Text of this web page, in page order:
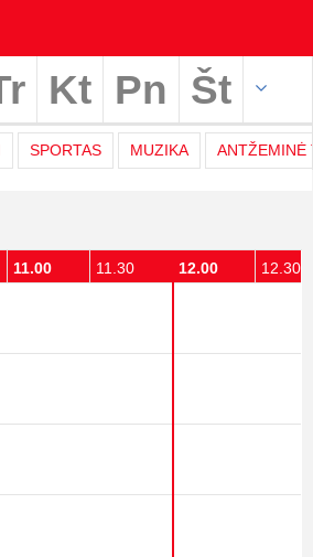
archyvą
Kt Pn Št
SPORTAS MUZIKA ANTŽEMINĖ
11.00 11.30 12.00 12.30